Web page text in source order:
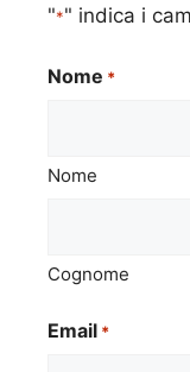
"*" indica i
Nome *
Nome
Cognome
Email *